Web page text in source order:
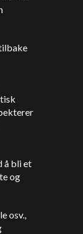
å bli et
og
osv.,